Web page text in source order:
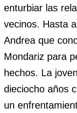
enturbiar las
vecinos. Hasta
Andrea que
Mondariz para
hechos. La
dieciocho años
un